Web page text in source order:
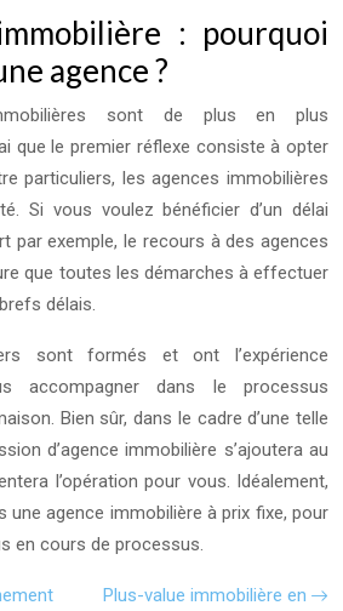
: pourquoi
agence ?
sont de plus en plus
que le premier réflexe consiste à opter
particuliers, les agences immobilières
Si vous voulez bénéficier d’un délai
par exemple, le recours à des agences
que toutes les démarches à effectuer
délais.
sont formés et ont l’expérience
accompagner dans le processus
Bien sûr, dans le cadre d’une telle
d’agence immobilière s’ajoutera au
l’opération pour vous. Idéalement,
agence immobilière à prix fixe, pour
en cours de processus.
Plus-value immobilière en